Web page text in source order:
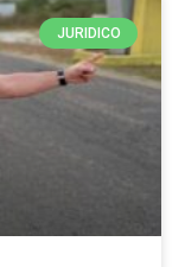
JURIDICO